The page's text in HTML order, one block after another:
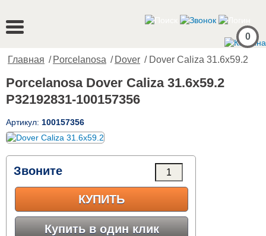
0
Главная / Porcelanosa / Dover / Dover Caliza 31.6x59.2
Porcelanosa Dover Caliza 31.6x59.2
P32192831-100157356
Артикул: 100157356
Звоните
КУПИТЬ
Купить в один клик